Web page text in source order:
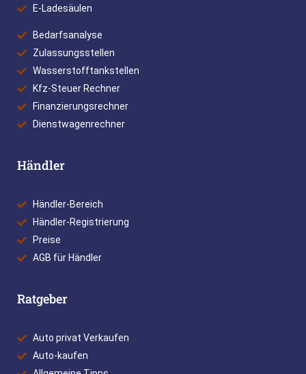
E-Ladesäulen
Bedarfsanalyse
Zulassungsstellen
Wasserstofftankstellen
Kfz-Steuer Rechner
Finanzierungsrechner
Dienstwagenrechner
Händler
Händler-Bereich
Händler-Registrierung
Preise
AGB für Händler
Ratgeber
Auto privat Verkaufen
Auto-kaufen